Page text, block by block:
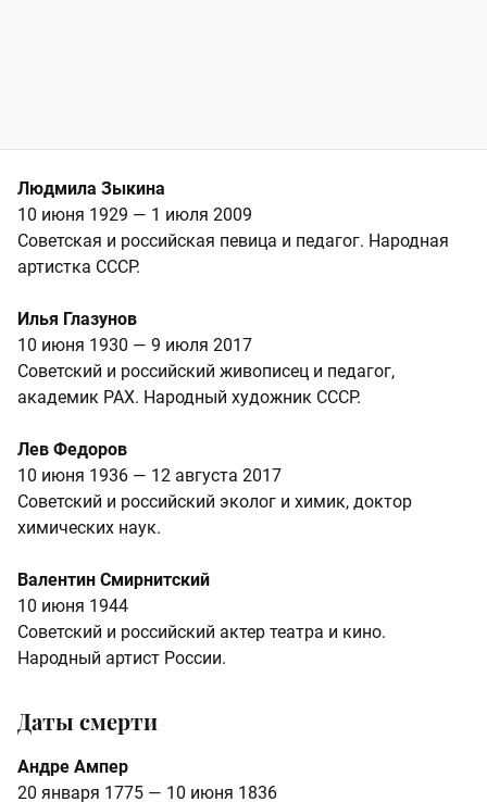
Людмила Зыкина
10 июня 1929 — 1 июля 2009
Советская и российская певица и педагог. Народная
артистка СССР.
Илья Глазунов
10 июня 1930 — 9 июля 2017
Советский и российский живописец и педагог,
академик РАХ. Народный художник СССР.
Лев Федоров
10 июня 1936 — 12 августа 2017
Советский и российский эколог и химик, доктор
химических наук.
Валентин Смирнитский
10 июня 1944
Советский и российский актер театра и кино.
Народный артист России.
Даты смерти
Андре Ампер
20 января 1775 — 10 июня 1836